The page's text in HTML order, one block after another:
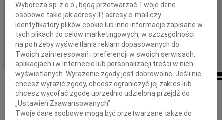
IMIĘ I NAZWISKO: Gustaw Kwiatkowski
REGION: Wrocław
DATA EMISJI: 27.05.2010
W dniu 24 maja 2010 roku zmarł
Wyborcza sp. z o.o., będą przetwarzać Twoje dane
osobowe takie jak adresy IP, adresy e-mail czy
identyfikatory plików cookie lub inne informacje zapisane w
tych plikach do celów marketingowych, w szczególności
na potrzeby wyświetlania reklam dopasowanych do
Twoich zainteresowań i preferencji w swoich serwisach,
aplikacjach i w Internecie lub personalizacji treści w nich
wyświetlanych. Wyrażenie zgody jest dobrowolne. Jeśli nie
chcesz wyrazić zgody, chcesz ograniczyć jej zakres lub
chcesz wycofać zgodę uprzednio udzieloną przejdź do
„Ustawień Zaawansowanych”.
Twoje dane osobowe mogą być przetwarzane także do